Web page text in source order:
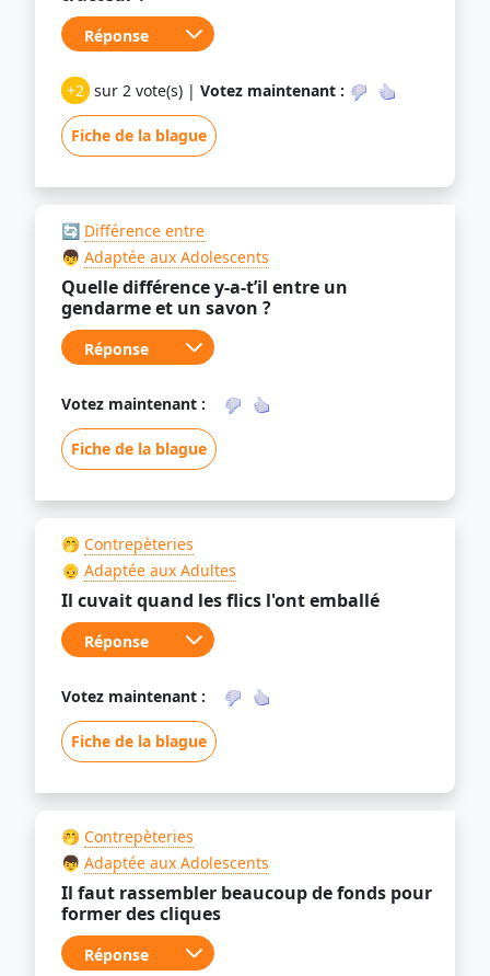
+2 sur 2 vote(s) | Votez maintenant :
Fiche de la blague
🔄 Différence entre
👦 Adaptée aux Adolescents
Quelle différence y-a-t’il entre un
gendarme et un savon ?
Votez maintenant :
Fiche de la blague
🤭 Contrepèteries
👴 Adaptée aux Adultes
Il cuvait quand les flics l'ont emballé
Votez maintenant :
Fiche de la blague
🤭 Contrepèteries
👦 Adaptée aux Adolescents
Il faut rassembler beaucoup de fonds pour
former des cliques